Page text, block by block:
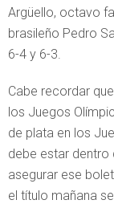
Argüello, octavo
brasileño Pedro
6-4 y 6-3.
Cabe recordar
los Juegos
de plata en los
debe estar dentro
asegurar ese
el título mañana